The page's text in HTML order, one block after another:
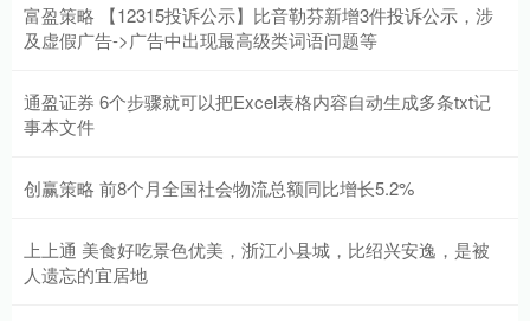
富盈策略 【12315投诉公示】比音勒芬新增3件投诉公示，涉
及虚假广告->广告中出现最高级类词语问题等
通盈证券 6个步骤就可以把Excel表格内容自动生成多条txt记
事本文件
创赢策略 前8个月全国社会物流总额同比增长5.2%
上上通 美食好吃景色优美，浙江小县城，比绍兴安逸，是被
人遗忘的宜居地